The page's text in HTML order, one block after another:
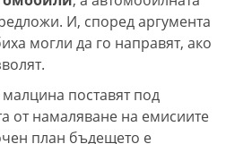
И, според аргумента
могли да го направят, ако
поставят под
от намаляване на емисиите
план бъдещето е